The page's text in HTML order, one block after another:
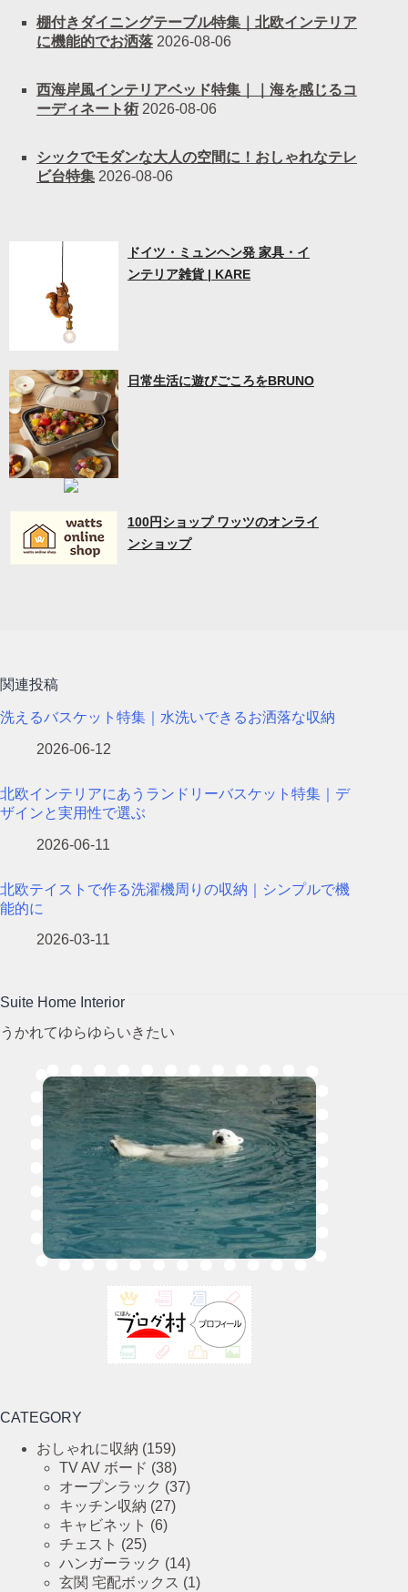
棚付きダイニングテーブル特集｜北欧インテリア
に機能的でお洒落 2026-08-06
西海岸風インテリアベッド特集｜｜海を感じるコ
ーディネート術 2026-08-06
シックでモダンな大人の空間に！おしゃれなテレ
ビ台特集 2026-08-06
ドイツ・ミュンヘン発 家具・イ
ンテリア雑貨 | KARE
日常生活に遊びごころをBRUNO
100円ショップ ワッツのオンライ
ンショップ
関連投稿
洗えるバスケット特集｜水洗いできるお洒落な収納
2026-06-12
北欧インテリアにあうランドリーバスケット特集｜デ
ザインと実用性で選ぶ
2026-06-11
北欧テイストで作る洗濯機周りの収納｜シンプルで機
能的に
2026-03-11
Suite Home Interior
うかれてゆらゆらいきたい
CATEGORY
おしゃれに収納 (159)
TV AV ボード (38)
オープンラック (37)
キッチン収納 (27)
キャビネット (6)
チェスト (25)
ハンガーラック (14)
玄関 宅配ボックス (1)